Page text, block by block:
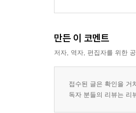
만든 이 코멘트
저자, 역자, 편집자를 위한
접수된 글은 확인을 거
독자 분들의 리뷰는 리